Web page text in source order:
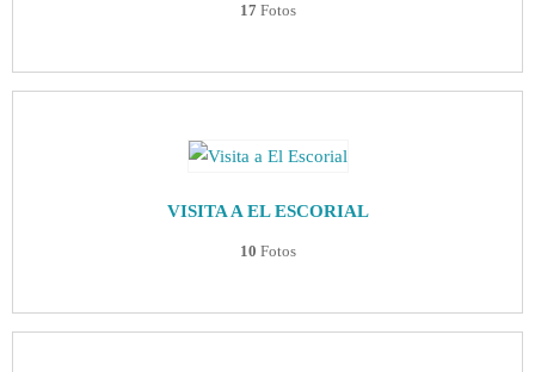
17 Fotos
VISITA A EL ESCORIAL
10 Fotos